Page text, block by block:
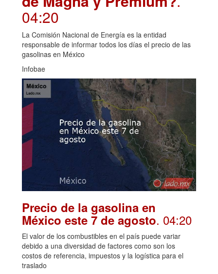
04:20
La Comisión Nacional de Energía es la entidad
responsable de informar todos los días el precio de las
gasolinas en México
Infobae
Precio de la gasolina en
México este 7 de agosto. 04:20
El valor de los combustibles en el país puede variar
debido a una diversidad de factores como son los
costos de referencia, impuestos y la logística para el
traslado